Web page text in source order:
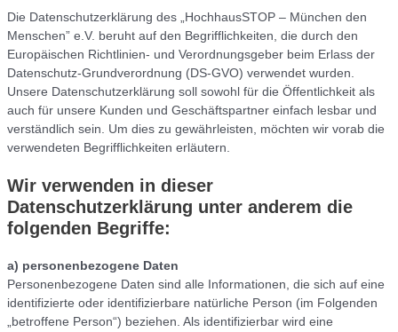
Die Datenschutzerklärung des „HochhausSTOP – München den
Menschen” e.V. beruht auf den Begrifflichkeiten, die durch den
Europäischen Richtlinien- und Verordnungsgeber beim Erlass der
Datenschutz-Grundverordnung (DS-GVO) verwendet wurden.
Unsere Datenschutzerklärung soll sowohl für die Öffentlichkeit als
auch für unsere Kunden und Geschäftspartner einfach lesbar und
verständlich sein. Um dies zu gewährleisten, möchten wir vorab die
verwendeten Begrifflichkeiten erläutern.
Wir verwenden in dieser
Datenschutzerklärung unter anderem die
folgenden Begriffe:
a) personenbezogene Daten
Personenbezogene Daten sind alle Informationen, die sich auf eine
identifizierte oder identifizierbare natürliche Person (im Folgenden
„betroffene Person“) beziehen. Als identifizierbar wird eine